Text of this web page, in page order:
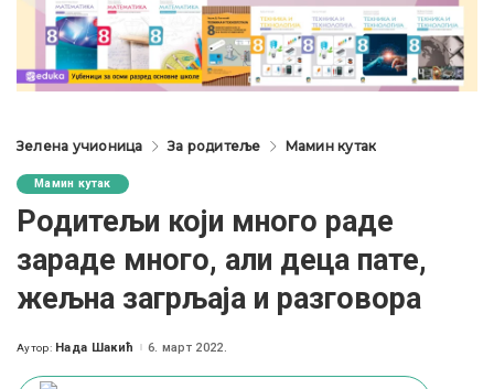
Зелена учионица За родитеље Мамин кутак
Мамин кутак
Родитељи који много раде
зараде много, али деца пате,
жељна загрљаја и разговора
Posted
Аутор: Нада Шакић 6. март 2022.